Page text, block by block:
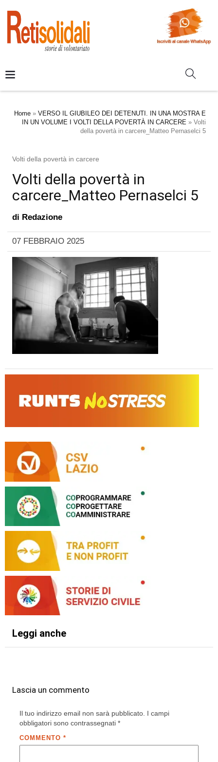
Home » VERSO IL GIUBILEO DEI DETENUTI. IN UNA MOSTRA E
IN UN VOLUME I VOLTI DELLA POVERTÀ IN CARCERE » Volti
della povertà in carcere_Matteo Pernaselci 5
Volti della povertà in carcere
Volti della povertà in
carcere_Matteo Pernaselci 5
di Redazione
07 FEBBRAIO 2025
Leggi anche
Lascia un commento
Il tuo indirizzo email non sarà pubblicato. I campi
obbligatori sono contrassegnati *
COMMENTO *